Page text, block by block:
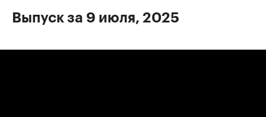
Выпуск за 9 июля, 2025